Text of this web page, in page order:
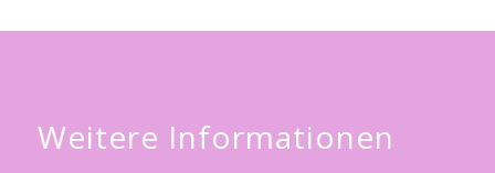
Weitere Informationen